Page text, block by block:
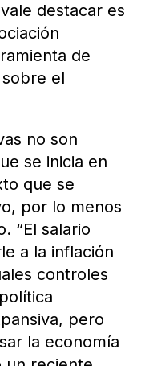
destacar es
de
el
no son
se inicia en
que se
por lo menos
“El salario
a la inflación
controles
pero
la economía